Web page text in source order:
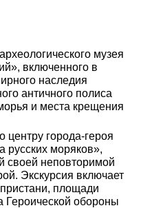
музея
включенного в
наследия
античного полиса
и места крещения
центру города-героя
русских моряков»,
своей неповторимой
Экскурсия включает
площади
обороны